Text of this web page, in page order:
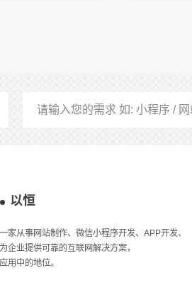
以恒
家从事网站制作、微信小程序开发、APP开发、
企业提供可靠的互联网解决方案，
用中的地位。